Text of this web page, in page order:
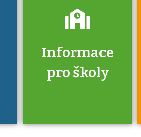
Informace
pro školy